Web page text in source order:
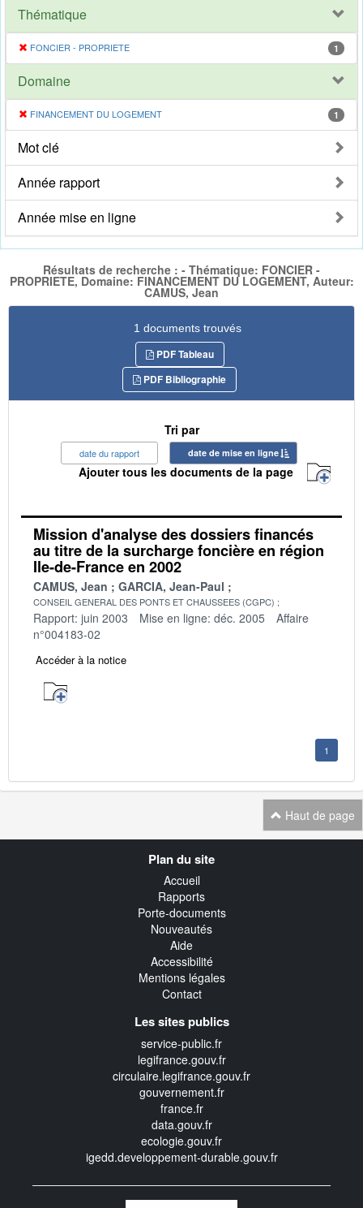
Thématique
FONCIER - PROPRIETE 1
Domaine
FINANCEMENT DU LOGEMENT 1
Mot clé
Année rapport
Année mise en ligne
Résultats de recherche : - Thématique: FONCIER -
PROPRIETE, Domaine: FINANCEMENT DU LOGEMENT, Auteur:
CAMUS, Jean
1 documents trouvés
PDF Tableau
PDF Bibliographie
Tri par
date du rapport date de mise en ligne
Ajouter tous les documents de la page
Mission d'analyse des dossiers financés
au titre de la surcharge foncière en région
Ile-de-France en 2002
CAMUS, Jean GARCIA, Jean-Paul
CONSEIL GENERAL DES PONTS ET CHAUSSEES (CGPC)
Rapport: juin 2003 Mise en ligne: déc. 2005
Affaire
n°004183-02
Accéder à la notice
1
Haut de page
Plan du site
Accueil
Rapports
Porte-documents
Nouveautés
Aide
Accessibilité
Mentions légales
Contact
Les sites publics
service-public.fr
legifrance.gouv.fr
circulaire.legifrance.gouv.fr
gouvernement.fr
france.fr
data.gouv.fr
ecologie.gouv.fr
igedd.developpement-durable.gouv.fr